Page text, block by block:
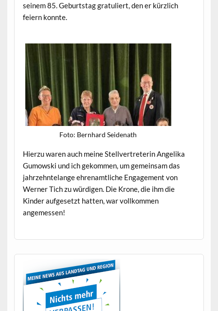
seinem 85. Geburt­stag grat­uliert, den er kür­zlich
feiern konnte.
Foto: Bern­hard Seidenath
Hierzu waren auch meine Stel­lvertreterin Ange­li­ka
Gumows­ki und ich gekom­men, um gemein­sam das
jahrzehn­te­lange ehre­namtliche Engage­ment von
Wern­er Tich zu würdi­gen. Die Kro­ne, die ihm die
Kinder aufge­set­zt hat­ten, war vol­lkom­men
angemessen!